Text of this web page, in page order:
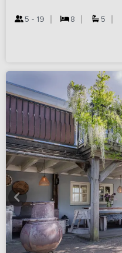
5 - 19 8 5